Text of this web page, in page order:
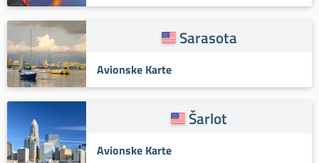
Sarasota
Avionske Karte
Šarlot
Avionske Karte